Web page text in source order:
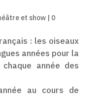
et show | 0
: les oiseaux
années pour la
année des
au cours de